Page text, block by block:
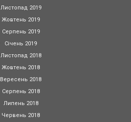
Листопад 2019
Жовтень 2019
Серпень 2019
Січень 2019
Листопад 2018
Жовтень 2018
Вересень 2018
Серпень 2018
Липень 2018
Червень 2018